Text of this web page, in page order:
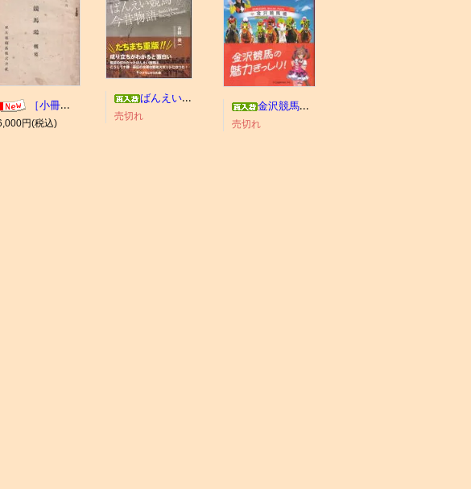
［小冊子］大井競馬場 概要
円(税込)
ばんえい競馬今昔物語
売切れ
金沢競馬わくわくブック
売切れ